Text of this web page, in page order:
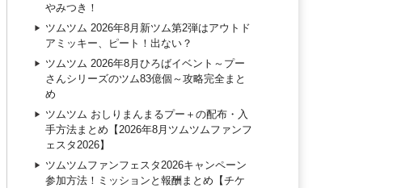
やみつき！
ツムツム 2026年8月新ツム第2弾はアウトド
アミッキー、ピート！出ない？
ツムツム 2026年8月ひろばイベント～プー
さんシリーズのツム83億個～攻略完全まと
め
ツムツム おしりまんまるプー＋の配布・入
手方法まとめ【2026年8月ツムツムファンフ
ェスタ2026】
ツムツムファンフェスタ2026キャンペーン
参加方法！ミッションと報酬まとめ【チケ